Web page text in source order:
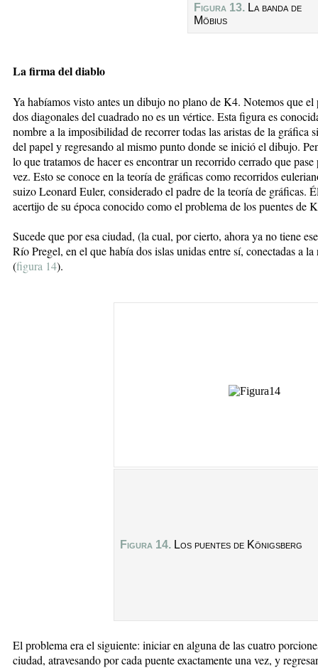
Figura 13. La banda de
Möbius
La firma del diablo
Ya habíamos visto antes un dibujo no plano de K4. Notemos que
dos diagonales del cuadrado no es un vértice. Esta figura es
nombre a la imposibilidad de recorrer todas las aristas de la gráfica
del papel y regresando al mismo punto donde se inició el dibujo.
lo que tratamos de hacer es encontrar un recorrido cerrado que pase
vez. Esto se conoce en la teoría de gráficas como recorridos
suizo Leonard Euler, considerado el padre de la teoría de gráficas.
acertijo de su época conocido como el problema de los puentes de
Sucede que por esa ciudad, (la cual, por cierto, ahora ya no tiene
Río Pregel, en el que había dos islas unidas entre sí, conectadas a
(figura 14).
Figura 14. Los puentes de Königsberg
El problema era el siguiente: iniciar en alguna de las cuatro
ciudad, atravesando por cada puente exactamente una vez, y